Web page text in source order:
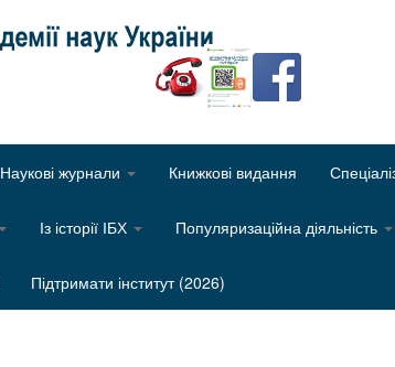
Оберіть свою мову
Наукові журнали Книжкові видання
Із історії ІБХ Популяризаційна діяльність
Підтримати інститут (2026)